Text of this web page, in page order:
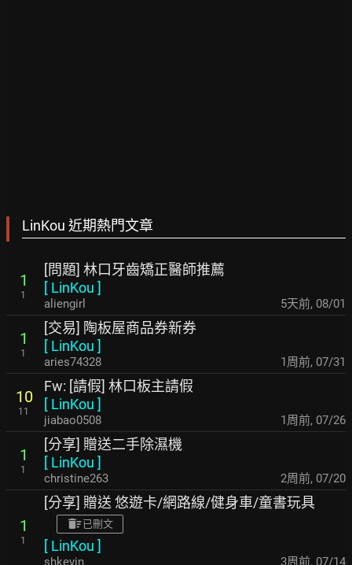
LinKou 近期熱門文章
1
1
[問題] 林口牙齒矯正醫師推薦
[ LinKou ]
aliengirl 5天前, 08/01
1
1
[交易] 陶板屋商品券新券
[ LinKou ]
aries74328 1周前, 07/31
10
11
Fw: [請假] 林口板主請假
[ LinKou ]
jiabao0508 1周前, 07/26
1
1
[分享] 贈送二手除濕機
[ LinKou ]
christine263 2周前, 07/20
1
1
[分享] 贈送 悠遊卡/網路線/健身車/童書玩具
已刪文
[ LinKou ]
shkevin 3周前, 07/14